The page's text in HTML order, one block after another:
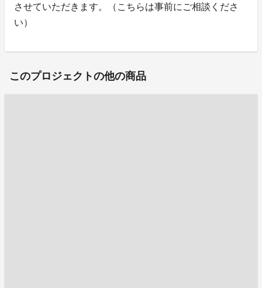
させていただきます。（こちらは事前にご相談くださ
い）
このプロジェクトの他の商品